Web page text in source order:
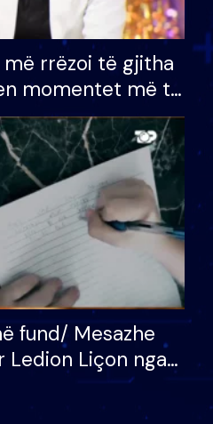
më rrëzoi të gjitha
momentet më të
e BB VIP: Do më
kur…
fund/ Mesazhe
Ledion Liçon nga
tij, moderatori
Nuk meritoj…